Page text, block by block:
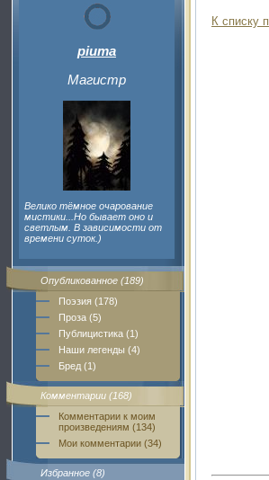
piuma
Магистр
Велико тёмное очарование
мистики...Но бывает оно и
светлым. В зависимости от
времени суток.)
Опубликованное (189)
Поэзия (178)
Проза (5)
Публицистика (1)
Наши легенды (4)
Бред (1)
Комментарии (168)
Комментарии к моим
произведениям (134)
Мои комментарии (34)
Избранное (8)
К списку